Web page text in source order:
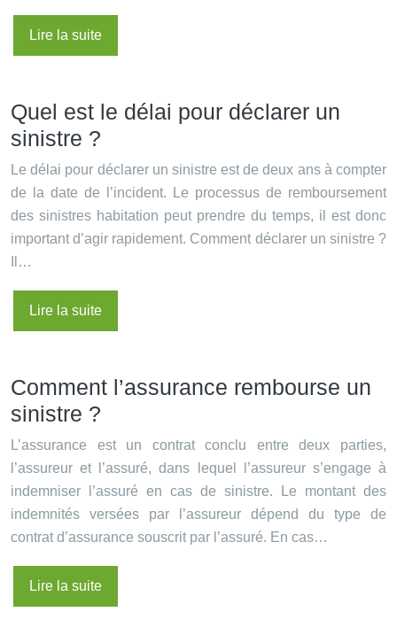
Lire la suite
Quel est le délai pour déclarer un
sinistre ?
Le délai pour déclarer un sinistre est de deux ans à compter
de la date de l’incident. Le processus de remboursement
des sinistres habitation peut prendre du temps, il est donc
important d’agir rapidement. Comment déclarer un sinistre ?
Il…
Lire la suite
Comment l’assurance rembourse un
sinistre ?
L’assurance est un contrat conclu entre deux parties,
l’assureur et l’assuré, dans lequel l’assureur s’engage à
indemniser l’assuré en cas de sinistre. Le montant des
indemnités versées par l’assureur dépend du type de
contrat d’assurance souscrit par l’assuré. En cas…
Lire la suite